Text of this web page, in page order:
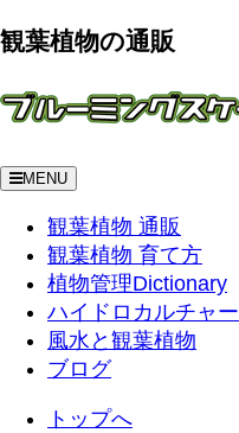
観葉植物の通販
MENU
観葉植物 通販
観葉植物 育て方
植物管理Dictionary
ハイドロカルチャー
風水と観葉植物
ブログ
トップへ